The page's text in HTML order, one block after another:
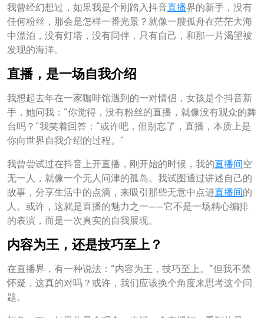
我曾经幻想过，如果我是个刚踏入抖音直播界的新手，没有
任何粉丝，那会是怎样一番光景？就像一艘孤舟在茫茫大海
中漂泊，没有灯塔，没有同伴，只有自己，和那一片渴望被
发现的海洋。
直播，是一场自我介绍
我想起去年在一家咖啡馆遇到的一对情侣，女孩是个抖音新
手，她问我：“你觉得，没有粉丝的直播，就像没有观众的舞
台吗？”我笑着回答：“或许吧，但别忘了，直播，本质上是
你向世界自我介绍的过程。”
我曾尝试过在抖音上开直播，刚开始的时候，我的直播间空
无一人，就像一个无人问津的孤岛。我试图通过讲述自己的
故事，分享生活中的点滴，来吸引那些无意中点进直播间的
人。或许，这就是直播的魅力之一——它不是一场精心编排
的表演，而是一次真实的自我展现。
内容为王，还是技巧至上？
在直播界，有一种说法：“内容为王，技巧至上。”但我不禁
怀疑，这真的对吗？或许，我们应该换个角度来思考这个问
题。